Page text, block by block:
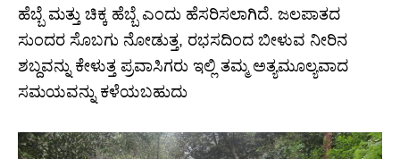
ಹೆಬ್ಬೆ ಮತ್ತು ಚಿಕ್ಕ ಹೆಬ್ಬೆ ಎಂದು ಹೆಸರಿಸಲಾಗಿದೆ. ಜಲಪಾತದ
ಸುಂದರ ಸೊಬಗು ನೋಡುತ್ತ, ರಭಸದಿಂದ ಬೀಳುವ ನೀರಿನ
ಶಬ್ದವನ್ನು ಕೇಳುತ್ತ ಪ್ರವಾಸಿಗರು ಇಲ್ಲಿ ತಮ್ಮ ಅತ್ಯಮೂಲ್ಯವಾದ
ಸಮಯವನ್ನು ಕಳೆಯಬಹುದು